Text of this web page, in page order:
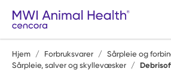
Hopp til hovedinnhold
Hjem / Forbruksvarer / Sårpleie og
Sårpleie, salver og skyllevæsker /